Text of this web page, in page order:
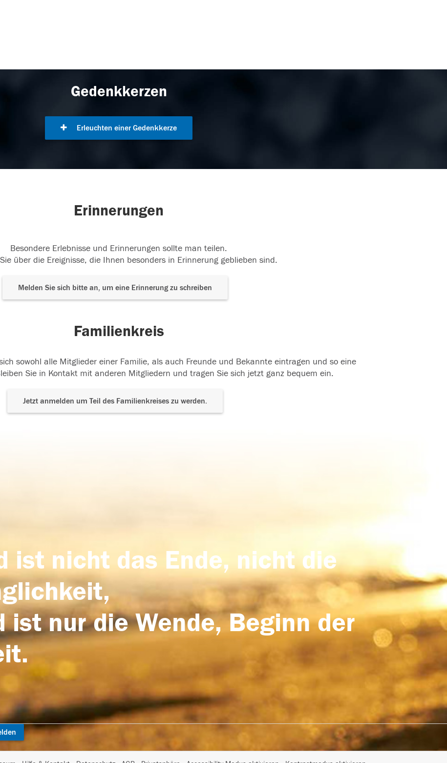
Gedenkkerzen
Erleuchten einer Gedenkkerze
Erinnerungen
Besondere Erlebnisse und Erinnerungen sollte man teilen.
über die Ereignisse, die Ihnen besonders in Erinnerung geblieben sind.
Melden Sie sich bitte an, um eine Erinnerung zu schreiben
Familienkreis
sowohl alle Mitglieder einer Familie, als auch Freunde und Bekannte eintragen und so eine
Sie in Kontakt mit anderen Mitgliedern und tragen Sie sich jetzt ganz bequem ein.
Jetzt anmelden um Teil des Familienkreises zu werden.
ist nicht das Ende, nicht die
ist nur die Wende, Beginn der